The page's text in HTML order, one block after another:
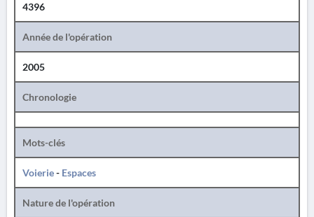
4396
Année de l'opération
2005
Chronologie
Mots-clés
Voierie- Espaces
Nature de l'opération